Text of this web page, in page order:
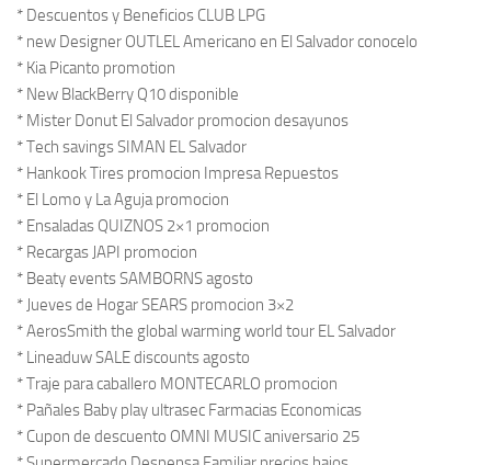
* Descuentos y Beneficios CLUB LPG
* new Designer OUTLEL Americano en El Salvador conocelo
* Kia Picanto promotion
* New BlackBerry Q10 disponible
* Mister Donut El Salvador promocion desayunos
* Tech savings SIMAN EL Salvador
* Hankook Tires promocion Impresa Repuestos
* El Lomo y La Aguja promocion
* Ensaladas QUIZNOS 2×1 promocion
* Recargas JAPI promocion
* Beaty events SAMBORNS agosto
* Jueves de Hogar SEARS promocion 3×2
* AerosSmith the global warming world tour EL Salvador
* Lineaduw SALE discounts agosto
* Traje para caballero MONTECARLO promocion
* Pañales Baby play ultrasec Farmacias Economicas
* Cupon de descuento OMNI MUSIC aniversario 25